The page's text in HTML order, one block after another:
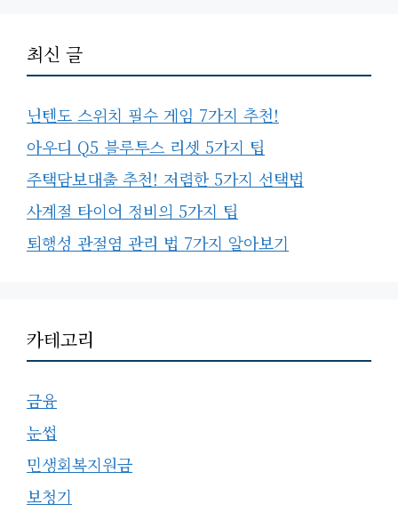
최신 글
닌텐도 스위치 필수 게임 7가지 추천!
아우디 Q5 블루투스 리셋 5가지 팁
주택담보대출 추천! 저렴한 5가지 선택법
사계절 타이어 정비의 5가지 팁
퇴행성 관절염 관리 법 7가지 알아보기
카테고리
금융
눈썹
민생회복지원금
보청기